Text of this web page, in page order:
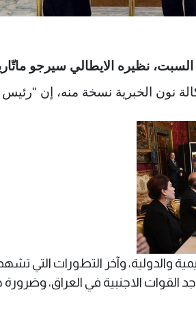
نظيره الايطالي سيرجو
نون الخبرية نسخة منه، إن "رئيس
والدولية، وآخر التطورات التي
القوات الاجنبية في العراق، وضرورة